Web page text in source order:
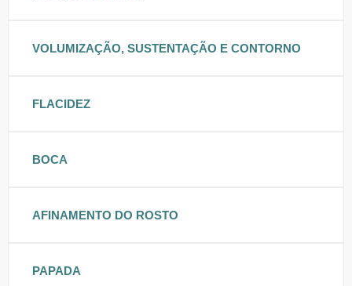
VOLUMIZAÇÃO, SUSTENTAÇÃO E CONTORNO
FLACIDEZ
BOCA
AFINAMENTO DO ROSTO
PAPADA